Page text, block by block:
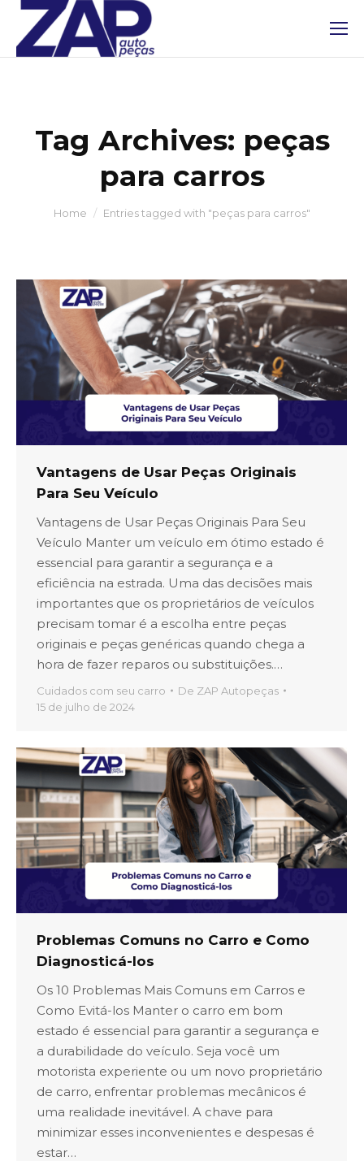
Tag Archives: peças
para carros
You are here:
Home Entries tagged with "peças para carros"
Vantagens de Usar Peças Originais
Para Seu Veículo
Vantagens de Usar Peças Originais Para Seu
Veículo Manter um veículo em ótimo estado é
essencial para garantir a segurança e a
eficiência na estrada. Uma das decisões mais
importantes que os proprietários de veículos
precisam tomar é a escolha entre peças
originais e peças genéricas quando chega a
hora de fazer reparos ou substituições.…
Cuidados com seu carro De ZAP Autopeças
15 de julho de 2024
Problemas Comuns no Carro e Como
Diagnosticá-los
Os 10 Problemas Mais Comuns em Carros e
Como Evitá-los Manter o carro em bom
estado é essencial para garantir a segurança e
a durabilidade do veículo. Seja você um
motorista experiente ou um novo proprietário
de carro, enfrentar problemas mecânicos é
uma realidade inevitável. A chave para
minimizar esses inconvenientes e despesas é
estar…